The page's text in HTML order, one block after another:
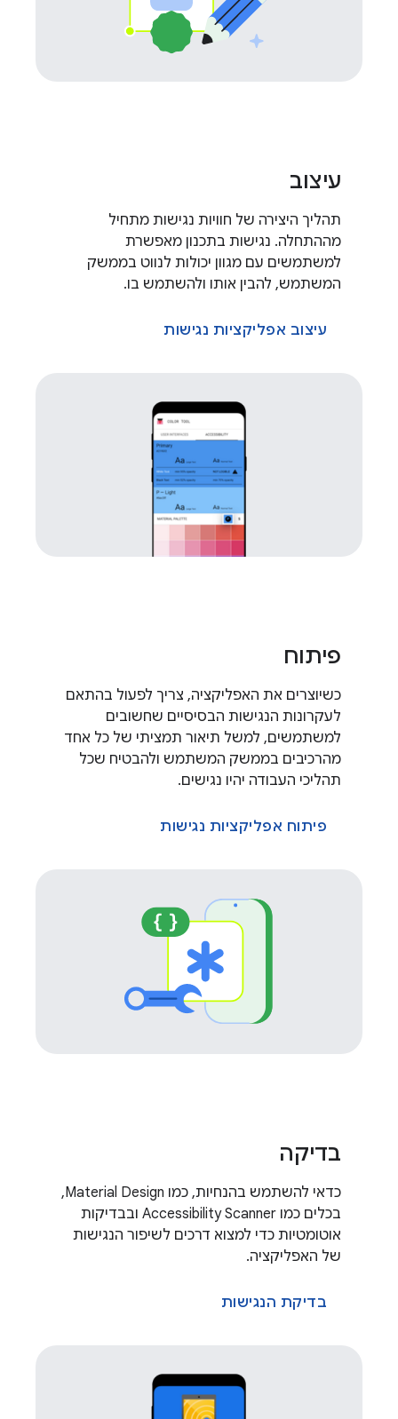
עיצוב
תהליך היצירה של חוויות נגישות מתחיל
מההתחלה. נגישות בתכנון מאפשרת
למשתמשים עם מגוון יכולות לנווט בממשק
המשתמש, להבין אותו ולהשתמש בו.
עיצוב אפליקציות נגישות
פיתוח
כשיוצרים את האפליקציה, צריך לפעול בהתאם
לעקרונות הנגישות הבסיסיים שחשובים
למשתמשים, למשל תיאור תמציתי של כל אחד
מהרכיבים בממשק המשתמש ולהבטיח שכל
תהליכי העבודה יהיו נגישים.
פיתוח אפליקציות נגישות
בדיקה
כדאי להשתמש בהנחיות, כמו Material Design,
בכלים כמו Accessibility Scanner ובבדיקות
אוטומטיות כדי למצוא דרכים לשיפור הנגישות
של האפליקציה.
בדיקת הנגישות